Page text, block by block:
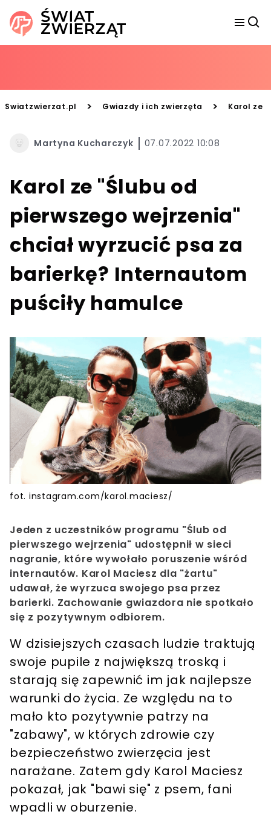
Swiatzwierzat.pl > Gwiazdy i ich zwierzęta > Karol ze
Martyna Kucharczyk 07.07.2022 10:08
Karol ze "Ślubu od
pierwszego wejrzenia"
chciał wyrzucić psa za
barierkę? Internautom
puściły hamulce
fot. instagram.com/karol.maciesz/
Jeden z uczestników programu "Ślub od
pierwszego wejrzenia" udostępnił w sieci
nagranie, które wywołało poruszenie wśród
internautów. Karol Maciesz dla "żartu"
udawał, że wyrzuca swojego psa przez
barierki. Zachowanie gwiazdora nie spotkało
się z pozytywnym odbiorem.
W dzisiejszych czasach ludzie traktują
swoje pupile z największą troską i
starają się zapewnić im jak najlepsze
warunki do życia. Ze względu na to
mało kto pozytywnie patrzy na
"zabawy", w których zdrowie czy
bezpieczeństwo zwierzęcia jest
narażane. Zatem gdy Karol Maciesz
pokazał, jak "bawi się" z psem, fani
wpadli w oburzenie.